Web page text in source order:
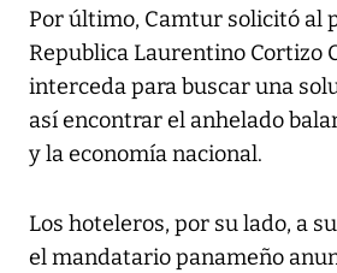
Por último, Camtur solicitó al
Republica Laurentino Cortizo
interceda para buscar una
así encontrar el anhelado
y la economía nacional.
Los hoteleros, por su lado, a
el mandatario panameño